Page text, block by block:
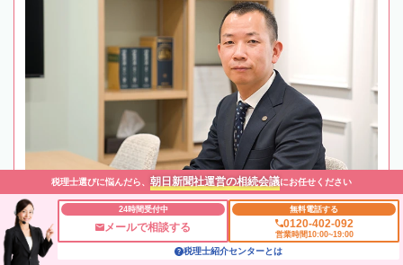
税理士選びに悩んだら、 朝日新聞社運営の相続会議にお任せください
24時間受付中
メールで相談する
無料電話する
0120-402-092
営業時間10:00~19:00
税理士紹介センターとは